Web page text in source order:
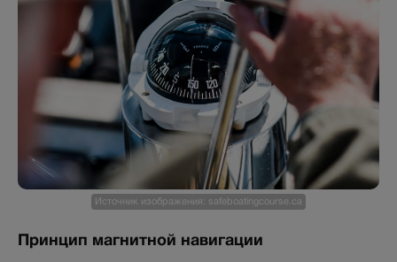
Источник изображения: safeboatingcourse.ca
Принцип магнитной навигации